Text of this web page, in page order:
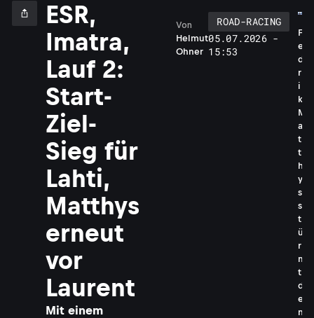
ESR,
Imatra,
Lauf 2:
Start-
Ziel-
Sieg für
Lahti,
Matthys
erneut
vor
Laurent
Mit einem
Helmut
Ohner
Von
ROAD-RACING
05.07.2026 -
15:53
F
e
d
r
i
k
M
a
t
t
h
y
s
s
t
ü
r
m
t
d
e
n